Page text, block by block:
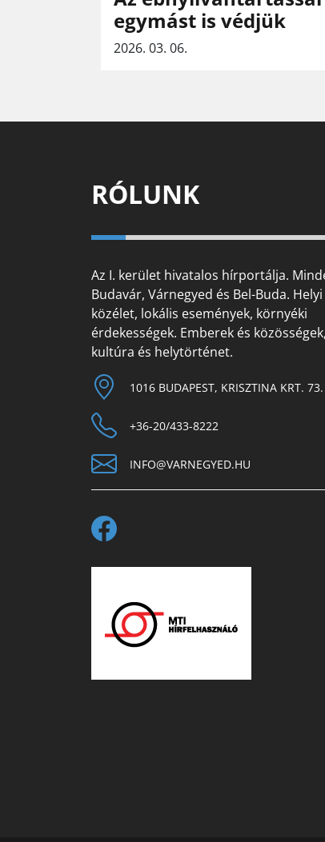
egymást is védjük
2026. 03. 06.
RÓLUNK
Az I. kerület hivatalos hírportálja.
Budavár, Várnegyed és Bel-Buda. Helyi
közélet, lokális események, környéki
érdekességek. Emberek és közösségek,
kultúra és helytörténet.
1016 BUDAPEST, KRISZTINA KRT. 73.
+36-20/433-8222
INFO@VARNEGYED.HU